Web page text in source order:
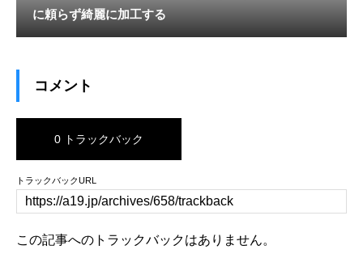
に頼らず綺麗に加工する
コメント
0 トラックバック
トラックバックURL
この記事へのトラックバックはありません。